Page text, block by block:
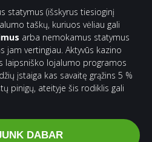
statymus (išskyrus tiesioginį
taškų, kuriuos vėliau gali
arba nemokamus statymus
jam vertingiau. Aktyvūs kazino
laipsniško lojalumo programos
įstaiga kas savaitę grąžins 5 %
pinigų, ateityje šis rodiklis gali
DABAR